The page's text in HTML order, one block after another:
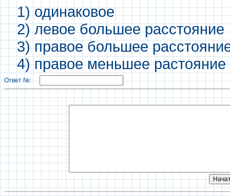
1) одинаковое
2) левое большее расстояние
3) правое большее
4) правое меньшее растояние
Ответ №: